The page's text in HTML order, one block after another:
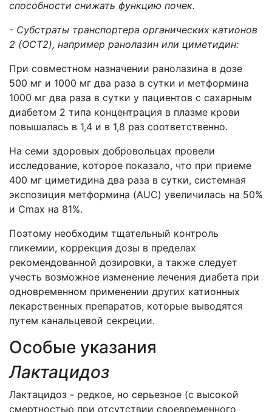
способности снижать функцию почек.
- Субстраты транспортера органических катионов
2 (OCT2), например ранолазин или циметидин:
При совместном назначении ранолазина в дозе
500 мг и 1000 мг два раза в сутки и метформина
1000 мг два раза в сутки у пациентов с сахарным
диабетом 2 типа концентрация в плазме крови
повышалась в 1,4 и в 1,8 раз соответственно.
На семи здоровых добровольцах провели
исследование, которое показало, что при приеме
400 мг циметидина два раза в сутки, системная
экспозиция метформина (AUC) увеличилась на 50%
и Cmax на 81%.
Поэтому необходим тщательный контроль
гликемии, коррекция дозы в пределах
рекомендованной дозировки, а также следует
учесть возможное изменение лечения диабета при
одновременном применении других катионных
лекарственных препаратов, которые выводятся
путем канальцевой секреции.
Особые указания
Лактацидоз
Лактацидоз - редкое, но серьезное (с высокой
смертностью при отсутствии своевременного